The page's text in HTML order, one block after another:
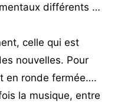
différents …
celle qui est
nouvelles. Pour
en ronde fermée….
la musique, entre